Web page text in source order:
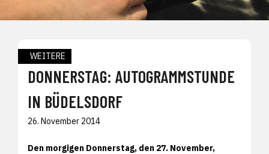
WEITERE
DONNERSTAG: AUTOGRAMMSTUNDE
IN BÜDELSDORF
26. November 2014
Den morgigen Donnerstag, den 27. November,